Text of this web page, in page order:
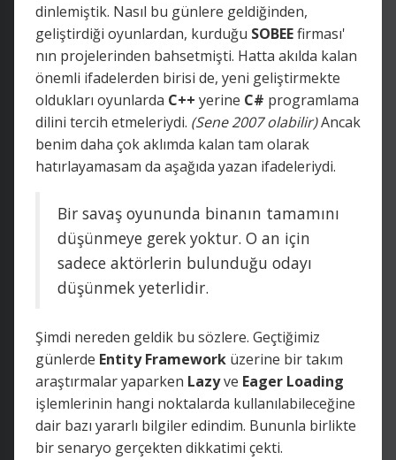
dinlemiştik. Nasıl bu günlere geldiğinden,
geliştirdiği oyunlardan, kurduğu SOBEEfirması'
nın projelerinden bahsetmişti. Hatta akılda kalan
önemli ifadelerden birisi de, yeni geliştirmekte
oldukları oyunlarda C++ yerine C# programlama
dilini tercih etmeleriydi. (Sene 2007 olabilir)Ancak
benim daha çok aklımda kalan tam olarak
hatırlayamasam da aşağıda yazan ifadeleriydi.
Bir savaş oyununda binanın tamamını
düşünmeye gerek yoktur. O an için
sadece aktörlerin bulunduğu odayı
düşünmek yeterlidir.
Şimdi nereden geldik bu sözlere. Geçtiğimiz
günlerde Entity Framework üzerine bir takım
araştırmalar yaparken Lazyve Eager Loading
işlemlerinin hangi noktalarda kullanılabileceğine
dair bazı yararlı bilgiler edindim. Bununla birlikte
bir senaryo gerçekten dikkatimi çekti.